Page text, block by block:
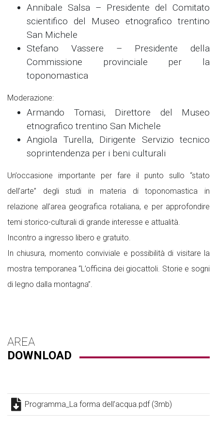
Annibale Salsa – Presidente del Comitato
scientifico del Museo etnografico trentino
San Michele
Stefano Vassere – Presidente della
Commissione provinciale per la
toponomastica
Moderazione:
Armando Tomasi, Direttore del Museo
etnografico trentino San Michele
Angiola Turella, Dirigente Servizio tecnico
soprintendenza per i beni culturali
Un’occasione importante per fare il punto sullo “stato
dell’arte” degli studi in materia di toponomastica in
relazione all’area geografica rotaliana, e per approfondire
temi storico-culturali di grande interesse e attualità.
Incontro a ingresso libero e gratuito.
In chiusura, momento conviviale e possibilità di visitare la
mostra temporanea “L’officina dei giocattoli. Storie e sogni
di legno dalla montagna”.
AREA
DOWNLOAD
Programma_La forma dell’acqua.pdf (3mb)